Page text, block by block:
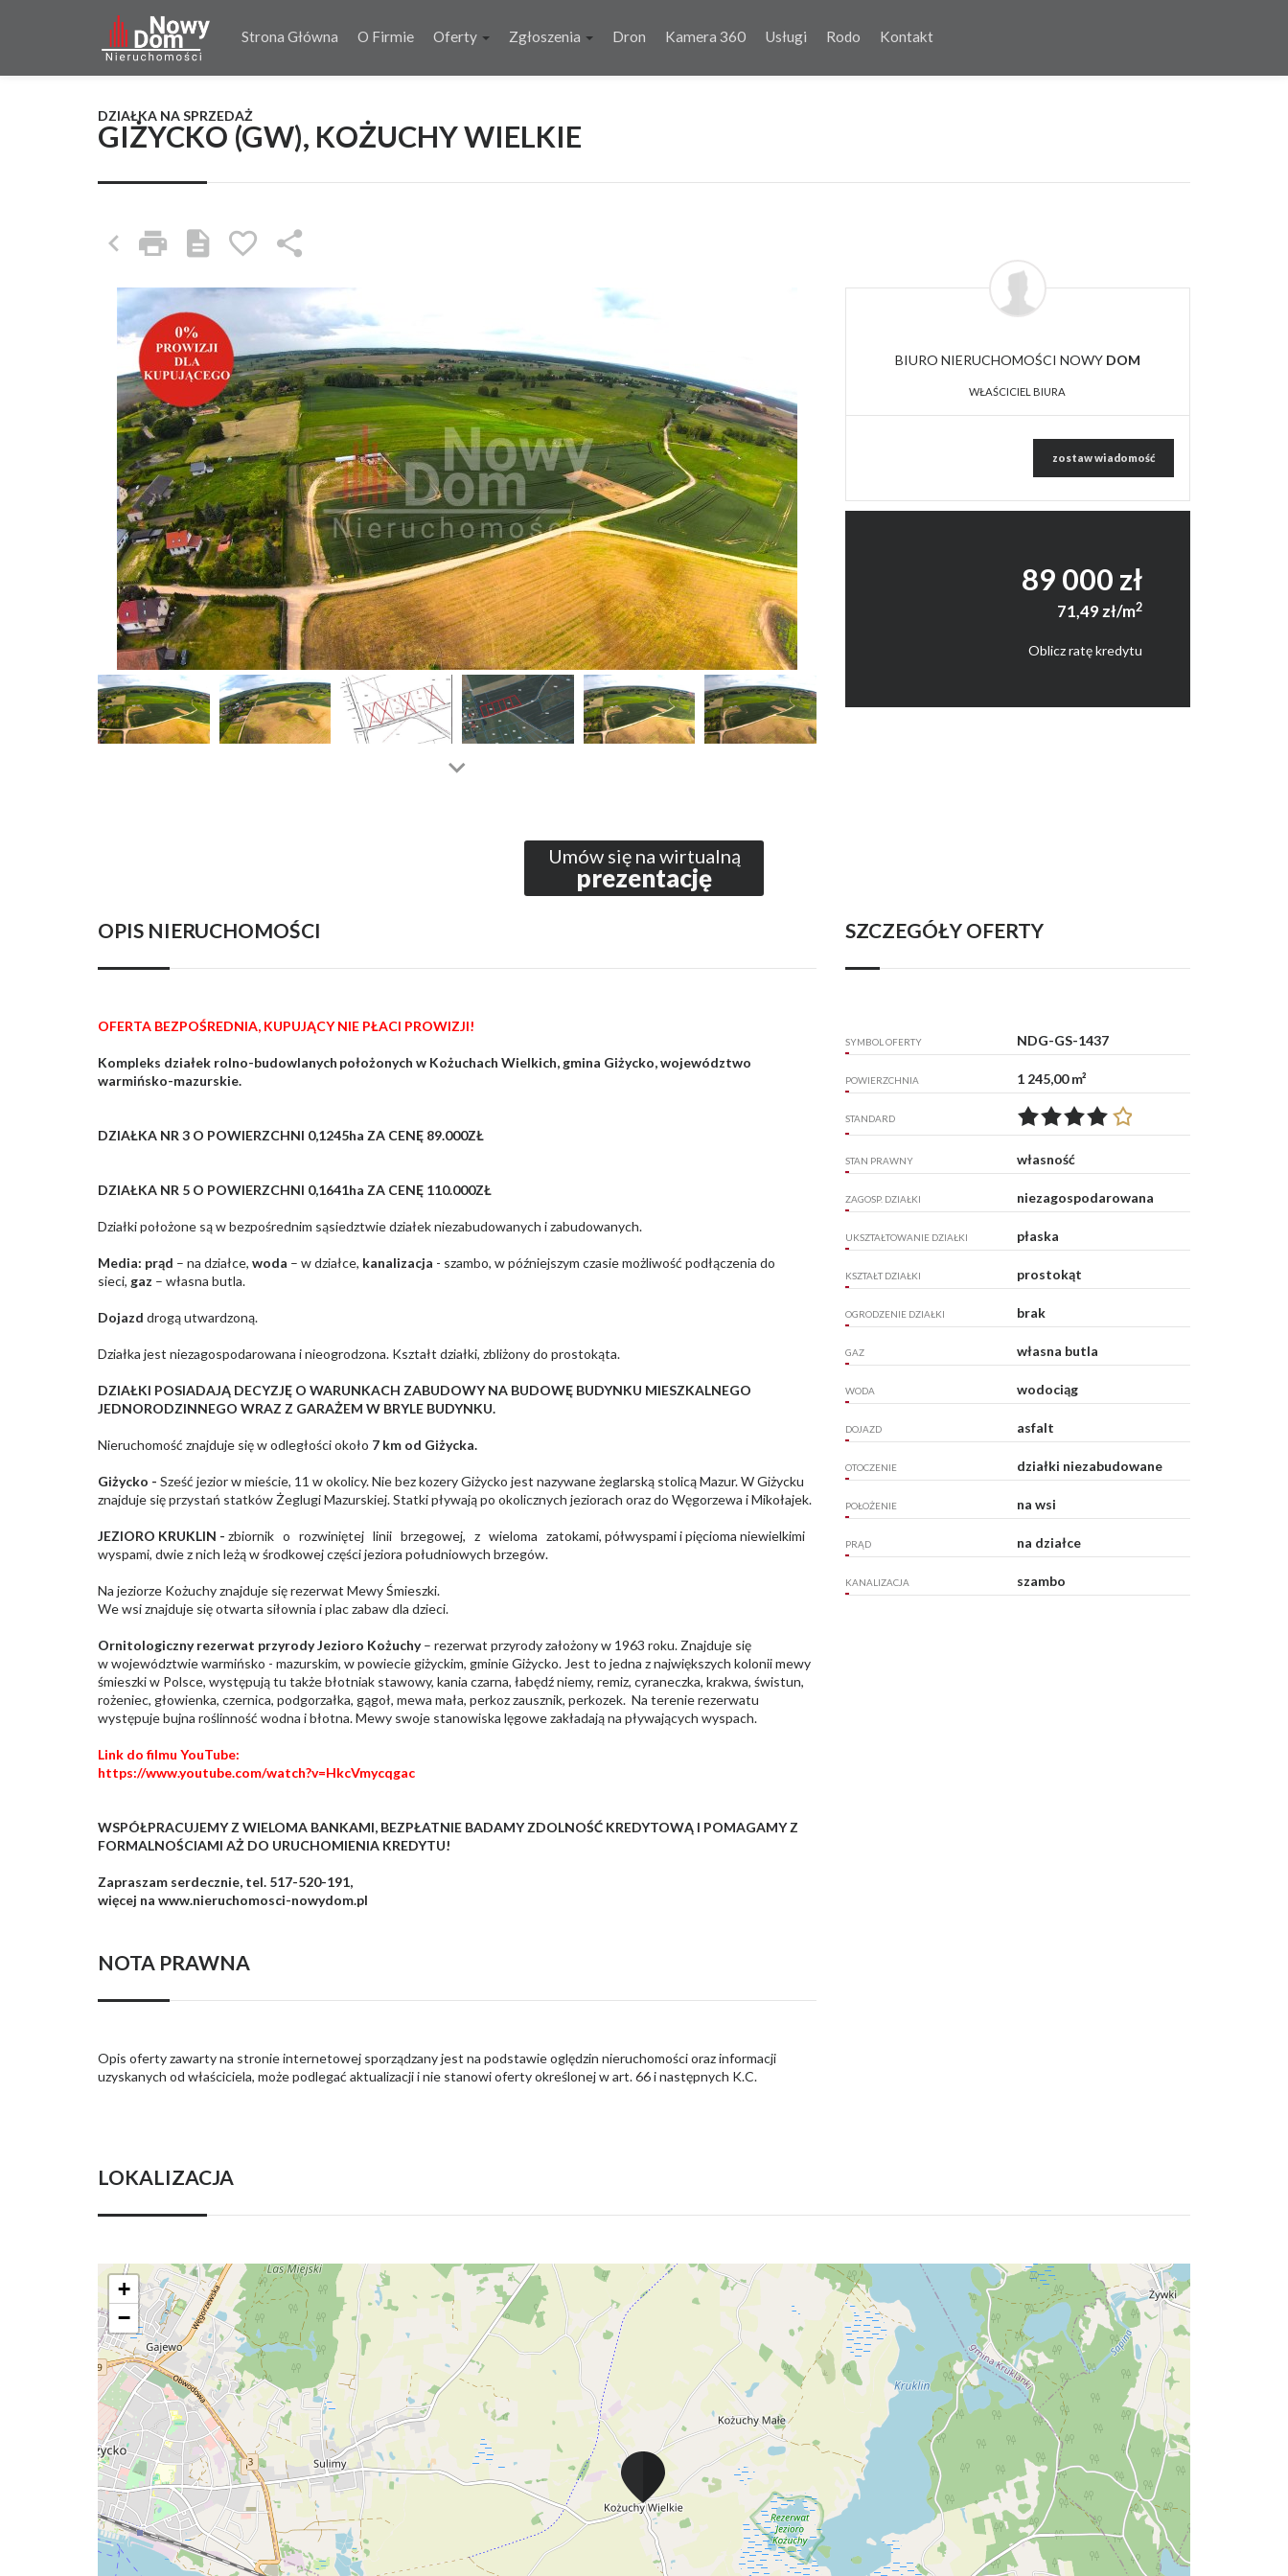
Strona Główna O Firmie Oferty Zgłoszenia Dron Kamera 360 Usługi Rodo Kontakt
GIŻYCKO (GW), KOŻUCHY WIELKIE
DZIAŁKA NA SPRZEDAŻ
BIURO NIERUCHOMOŚCI NOWY DOM
WŁAŚCICIEL BIURA
zostaw wiadomość
89 000 zł
71,49 zł/m2
Oblicz ratę kredytu
Umów się na wirtualną
prezentację
OPIS NIERUCHOMOŚCI
OFERTA BEZPOŚREDNIA, KUPUJĄCY NIE PŁACI PROWIZJI!
Kompleks działek rolno-budowlanych położonych w Kożuchach Wielkich, gmina Giżycko, województwo
warmińsko-mazurskie.
DZIAŁKA NR 3 O POWIERZCHNI 0,1245ha ZA CENĘ 89.000ZŁ
DZIAŁKA NR 5 O POWIERZCHNI 0,1641ha ZA CENĘ 110.000ZŁ
Działki położone są w bezpośrednim sąsiedztwie działek niezabudowanych i zabudowanych.
Media: prąd – na działce, woda – w działce, kanalizacja - szambo, w późniejszym czasie możliwość podłączenia do
sieci, gaz – własna butla.
Dojazd drogą utwardzoną.
Działka jest niezagospodarowana i nieogrodzona. Kształt działki, zbliżony do prostokąta.
DZIAŁKI POSIADAJĄ DECYZJĘ O WARUNKACH ZABUDOWY NA BUDOWĘ BUDYNKU MIESZKALNEGO
JEDNORODZINNEGO WRAZ Z GARAŻEM W BRYLE BUDYNKU.
Nieruchomość znajduje się w odległości około 7 km od Giżycka.
Giżycko - Sześć jezior w mieście, 11 w okolicy. Nie bez kozery Giżycko jest nazywane żeglarską stolicą Mazur. W Giżycku
znajduje się przystań statków Żeglugi Mazurskiej. Statki pływają po okolicznych jeziorach oraz do Węgorzewa i Mikołajek.
JEZIORO KRUKLIN - zbiornik o rozwiniętej linii brzegowej, z wieloma zatokami, półwyspami i pięcioma niewielkimi
wyspami, dwie z nich leżą w środkowej części jeziora południowych brzegów.
Na jeziorze Kożuchy znajduje się rezerwat Mewy Śmieszki.
We wsi znajduje się otwarta siłownia i plac zabaw dla dzieci.
Ornitologiczny rezerwat przyrody Jezioro Kożuchy– rezerwat przyrody założony w 1963 roku. Znajduje się
w województwie warmińsko - mazurskim, w powiecie giżyckim, gminie Giżycko. Jest to jedna z największych kolonii mewy
śmieszki w Polsce, występują tu także błotniak stawowy, kania czarna, łabędź niemy, remiz, cyraneczka, krakwa, świstun,
rożeniec, głowienka, czernica, podgorzałka, gągoł, mewa mała, perkoz zausznik, perkozek. Na terenie rezerwatu
występuje bujna roślinność wodna i błotna. Mewy swoje stanowiska lęgowe zakładają na pływających wyspach.
Link do filmu YouTube:
https://www.youtube.com/watch?v=HkcVmycqgac
WSPÓŁPRACUJEMY Z WIELOMA BANKAMI, BEZPŁATNIE BADAMY ZDOLNOŚĆ KREDYTOWĄ I POMAGAMY Z
FORMALNOŚCIAMI AŻ DO URUCHOMIENIA KREDYTU!
Zapraszam serdecznie, tel. 517-520-191,
więcej na www.nieruchomosci-nowydom.pl
NOTA PRAWNA
Opis oferty zawarty na stronie internetowej sporządzany jest na podstawie oględzin nieruchomości oraz informacji
uzyskanych od właściciela, może podlegać aktualizacji i nie stanowi oferty określonej w art. 66 i następnych K.C.
SZCZEGÓŁY OFERTY
SYMBOL OFERTY NDG-GS-1437
POWIERZCHNIA 1 245,00 m²
STANDARD
STAN PRAWNY własność
ZAGOSP. DZIAŁKI niezagospodarowana
UKSZTAŁTOWANIE DZIAŁKI płaska
KSZTAŁT DZIAŁKI prostokąt
OGRODZENIE DZIAŁKI brak
GAZ własna butla
WODA wodociąg
DOJAZD asfalt
OTOCZENIE działki niezabudowane
POŁOŻENIE na wsi
PRĄD na działce
KANALIZACJA szambo
LOKALIZACJA
+
−